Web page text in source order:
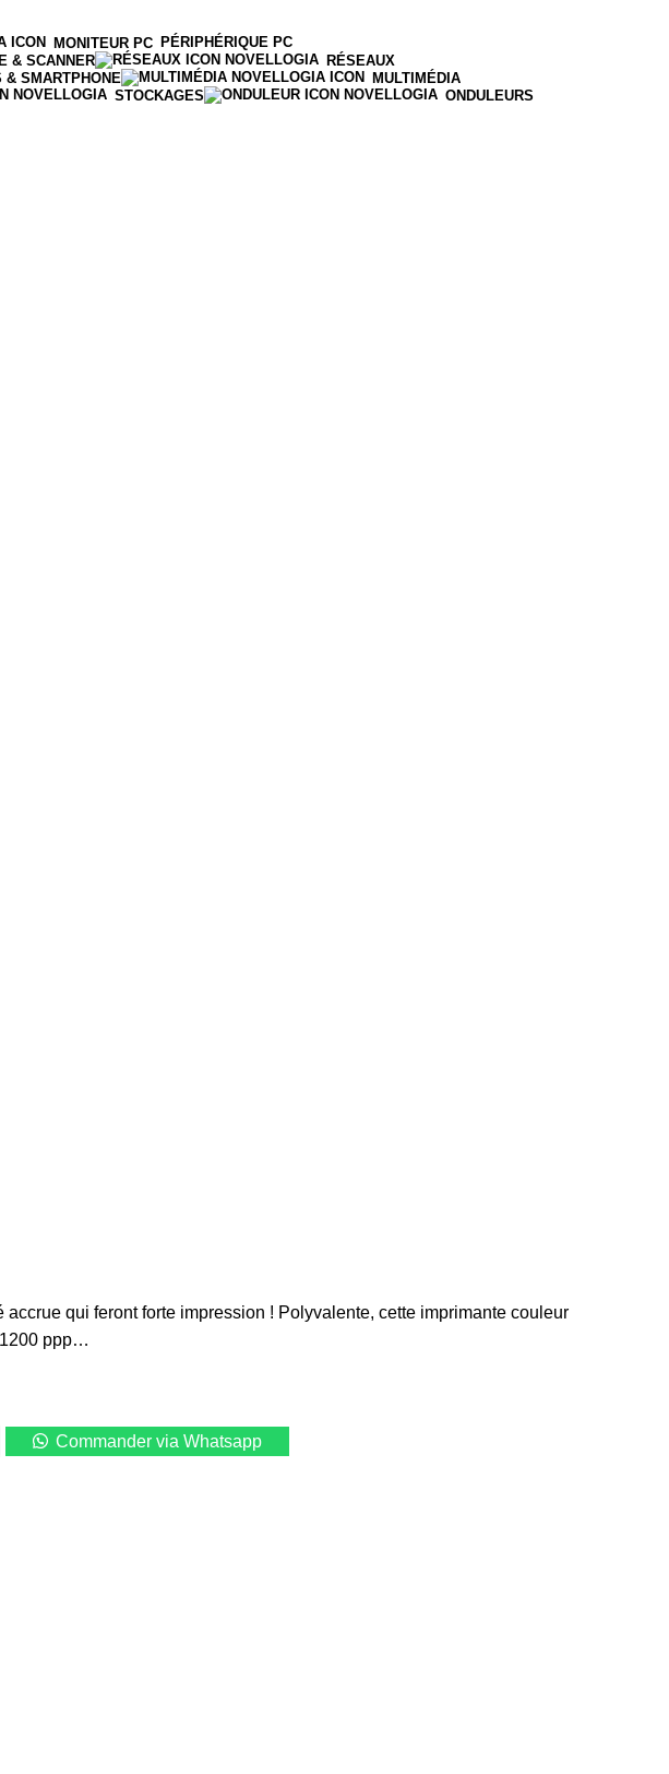
MONITEUR PC PÉRIPHÉRIQUE PC
& SCANNER
RÉSEAUX
& SMARTPHONE
MULTIMÉDIA
STOCKAGES
ONDULEURS
qui feront forte impression ! Polyvalente, cette imprimante couleur
1200 ppp…
Commander via Whatsapp